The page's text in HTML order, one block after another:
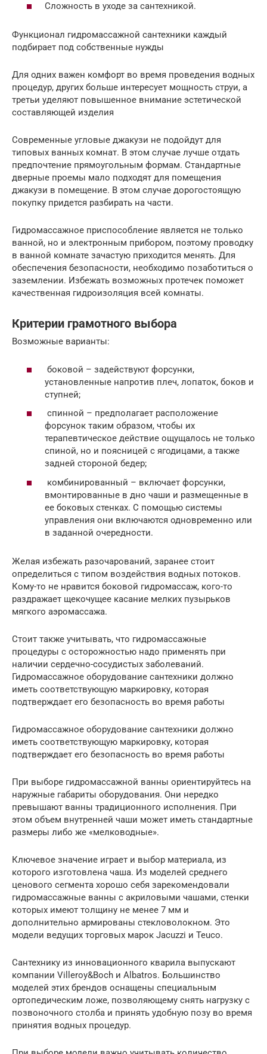
Сложность в уходе за сантехникой.
Функционал гидромассажной сантехники каждый
подбирает под собственные нужды
Для одних важен комфорт во время проведения водных
процедур, других больше интересует мощность струи, а
третьи уделяют повышенное внимание эстетической
составляющей изделия
Современные угловые джакузи не подойдут для
типовых ванных комнат. В этом случае лучше отдать
предпочтение прямоугольным формам. Стандартные
дверные проемы мало подходят для помещения
джакузи в помещение. В этом случае дорогостоящую
покупку придется разбирать на части.
Гидромассажное приспособление является не только
ванной, но и электронным прибором, поэтому проводку
в ванной комнате зачастую приходится менять. Для
обеспечения безопасности, необходимо позаботиться о
заземлении. Избежать возможных протечек поможет
качественная гидроизоляция всей комнаты.
Критерии грамотного выбора
Возможные варианты:
боковой – задействуют форсунки,
установленные напротив плеч, лопаток, боков и
ступней;
спинной – предполагает расположение
форсунок таким образом, чтобы их
терапевтическое действие ощущалось не только
спиной, но и поясницей с ягодицами, а также
задней стороной бедер;
комбинированный – включает форсунки,
вмонтированные в дно чаши и размещенные в
ее боковых стенках. С помощью системы
управления они включаются одновременно или
в заданной очередности.
Желая избежать разочарований, заранее стоит
определиться с типом воздействия водных потоков.
Кому-то не нравится боковой гидромассаж, кого-то
раздражает щекочущее касание мелких пузырьков
мягкого аэромассажа.
Стоит также учитывать, что гидромассажные
процедуры с осторожностью надо применять при
наличии сердечно-сосудистых заболеваний.
Гидромассажное оборудование сантехники должно
иметь соответствующую маркировку, которая
подтверждает его безопасность во время работы
Гидромассажное оборудование сантехники должно
иметь соответствующую маркировку, которая
подтверждает его безопасность во время работы
При выборе гидромассажной ванны ориентируйтесь на
наружные габариты оборудования. Они нередко
превышают ванны традиционного исполнения. При
этом объем внутренней чаши может иметь стандартные
размеры либо же «мелководные».
Ключевое значение играет и выбор материала, из
которого изготовлена чаша. Из моделей среднего
ценового сегмента хорошо себя зарекомендовали
гидромассажные ванны с акриловыми чашами, стенки
которых имеют толщину не менее 7 мм и
дополнительно армированы стекловолокном. Это
модели ведущих торговых марок Jacuzzi и Teuco.
Сантехнику из инновационного кварила выпускают
компании Villeroy&Boch и Albatros. Большинство
моделей этих брендов оснащены специальным
ортопедическим ложе, позволяющему снять нагрузку с
позвоночного столба и принять удобную позу во время
принятия водных процедур.